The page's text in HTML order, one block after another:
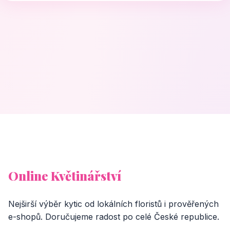
Online Květinářství
Nejširší výběr kytic od lokálních floristů i prověřených
e-shopů. Doručujeme radost po celé České republice.